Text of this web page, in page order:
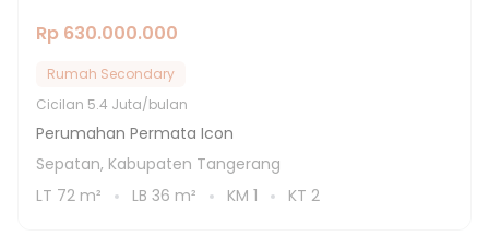
Rp 630.000.000
Rumah Secondary
Cicilan 5.4 Juta/bulan
Perumahan Permata Icon
Sepatan, Kabupaten Tangerang
LT 72 m² LB 36 m² KM 1 KT 2